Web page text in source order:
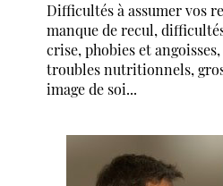
Difficultés à assumer vos
manque de recul,
crise, phobies et
troubles nutritionnels,
image de soi...